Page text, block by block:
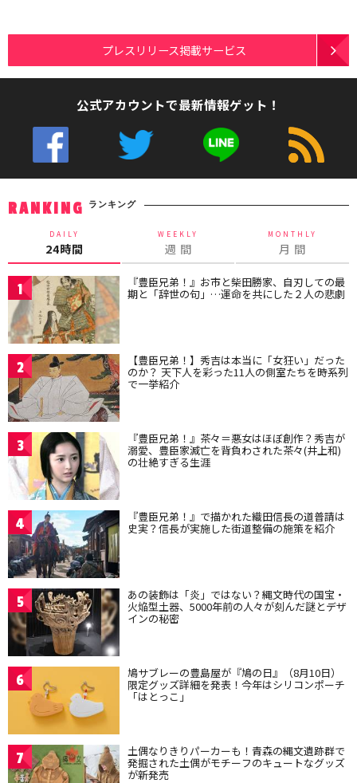
プレスリリース掲載サービス
公式アカウントで最新情報ゲット！
RANKING ランキング
DAILY
24時間
WEEKLY
週 間
MONTHLY
月 間
1 『豊臣兄弟！』お市と柴田勝家、自刃しての最
期と「辞世の句」…運命を共にした２人の悲劇
2 【豊臣兄弟！】秀吉は本当に「女狂い」だった
のか？ 天下人を彩った11人の側室たちを時系列
で一挙紹介
3 『豊臣兄弟！』茶々＝悪女はほぼ創作？秀吉が
溺愛、豊臣家滅亡を背負わされた茶々(井上和)
の壮絶すぎる生涯
4 『豊臣兄弟！』で描かれた織田信長の道普請は
史実？信長が実施した街道整備の施策を紹介
5 あの装飾は「炎」ではない？縄文時代の国宝・
火焔型土器、5000年前の人々が刻んだ謎とデザ
インの秘密
6 鳩サブレーの豊島屋が『鳩の日』（8月10日）
限定グッズ詳細を発表！今年はシリコンポーチ
「はとっこ」
7 土偶なりきりパーカーも！青森の縄文遺跡群で
発掘された土偶がモチーフのキュートなグッズ
が新発売